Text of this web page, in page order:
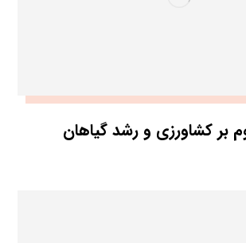
بر کشاورزی و رشد گیاهان